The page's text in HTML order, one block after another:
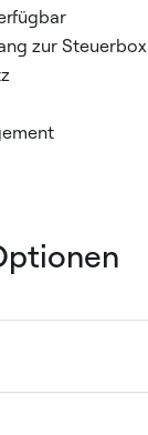
zur Steuerbox